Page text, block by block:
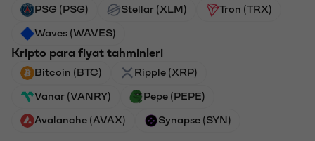
PSG (PSG) Stellar (XLM) Tron (TRX)
Waves (WAVES)
Kripto para fiyat tahminleri
Bitcoin (BTC) Ripple (XRP)
Vanar (VANRY) Pepe (PEPE)
Avalanche (AVAX) Synapse (SYN)